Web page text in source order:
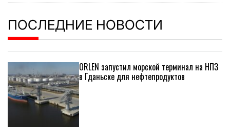
ПОСЛЕДНИЕ НОВОСТИ
ORLEN запустил морской терминал на НПЗ
в Гданьске для нефтепродуктов